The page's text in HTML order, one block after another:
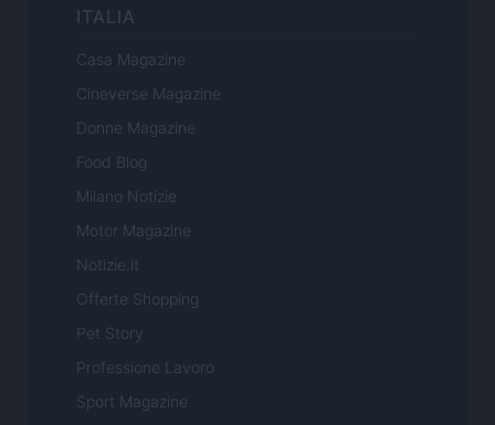
ITALIA
Casa Magazine
Cineverse Magazine
Donne Magazine
Food Blog
Milano Notizie
Motor Magazine
Notizie.it
Offerte Shopping
Pet Story
Professione Lavoro
Sport Magazine